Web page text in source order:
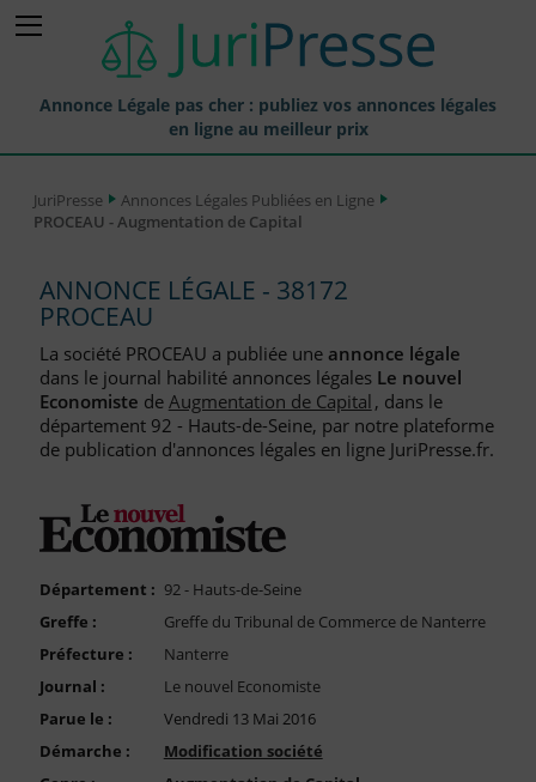
Annonce Légale pas cher : publiez vos annonces légales
en ligne au meilleur prix
Annonces Légales Publiées
Journaux Habilités (JAL) Annonces Légales
Départements pour la Publication d'Annonces Légales
Liste des Greffes
Liste des CCI
FAQ
Nous Contacter
Compte PRO
JuriPresse
Annonces Légales Publiées en Ligne
PROCEAU - Augmentation de Capital
ANNONCE LÉGALE - 38172
PROCEAU
La société PROCEAU a publiée une annonce légale
dans le journal habilité annonces légales Le nouvel
Economiste deAugmentation de Capital, dans le
département 92 - Hauts-de-Seine, par notre plateforme
de publication d'annonces légales en ligne JuriPresse.fr.
Département : 92 - Hauts-de-Seine
Greffe :
Greffe du Tribunal de Commerce de Nanterre
Préfecture :
Nanterre
Journal :
Le nouvel Economiste
Parue le :
Vendredi 13 Mai 2016
Démarche :
Modification société